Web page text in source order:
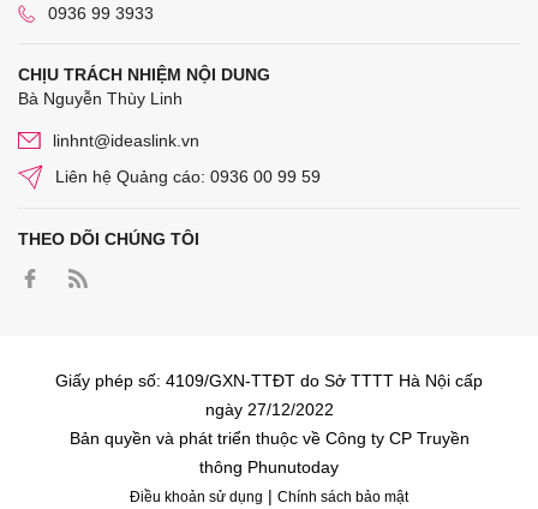
0936 99 3933
CHỊU TRÁCH NHIỆM NỘI DUNG
Bà Nguyễn Thùy Linh
linhnt@ideaslink.vn
Liên hệ Quảng cáo: 0936 00 99 59
THEO DÕI CHÚNG TÔI
Giấy phép số: 4109/GXN-TTĐT do Sở TTTT Hà Nội cấp
ngày 27/12/2022
Bản quyền và phát triển thuộc về Công ty CP Truyền
thông Phunutoday
Điều khoản sử dụng | Chính sách bảo mật